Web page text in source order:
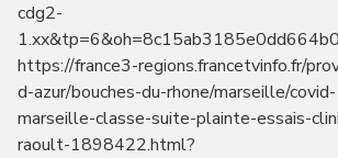
cdg2-
https://france3-regions.francetvinfo.fr/
d-azur/bouches-du-rhone/marseille/
marseille-classe-suite-plainte-essais-
raoult-1898422.html?